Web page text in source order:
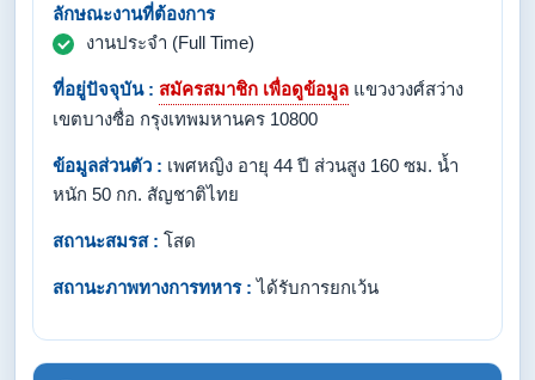
ลักษณะงานที่ต้องการ
งานประจำ (Full Time)
ที่อยู่ปัจจุบัน : สมัครสมาชิก เพื่อดูข้อมูล แขวงวงศ์สว่าง
เขตบางซื่อ กรุงเทพมหานคร 10800
ข้อมูลส่วนตัว : เพศหญิง อายุ 44 ปี ส่วนสูง 160 ซม. น้ำ
หนัก 50 กก. สัญชาติไทย
สถานะสมรส : โสด
สถานะภาพทางการทหาร : ได้รับการยกเว้น